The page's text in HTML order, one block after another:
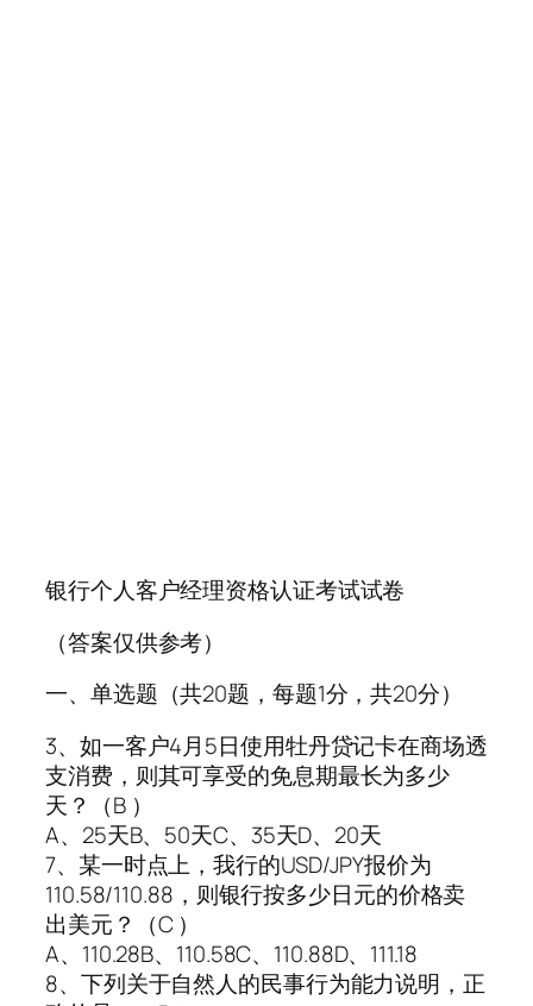
银行个人客户经理资格认证考试试卷
（答案仅供参考）
一、单选题（共20题，每题1分，共20分）
3、如一客户4月5日使用牡丹贷记卡在商场透
支消费，则其可享受的免息期最长为多少
天？（B ）
A、25天B、50天C、35天D、20天
7、某一时点上，我行的USD/JPY报价为
110.58/110.88，则银行按多少日元的价格卖
出美元？（C ）
A、110.28B、110.58C、110.88D、111.18
8、下列关于自然人的民事行为能力说明，正